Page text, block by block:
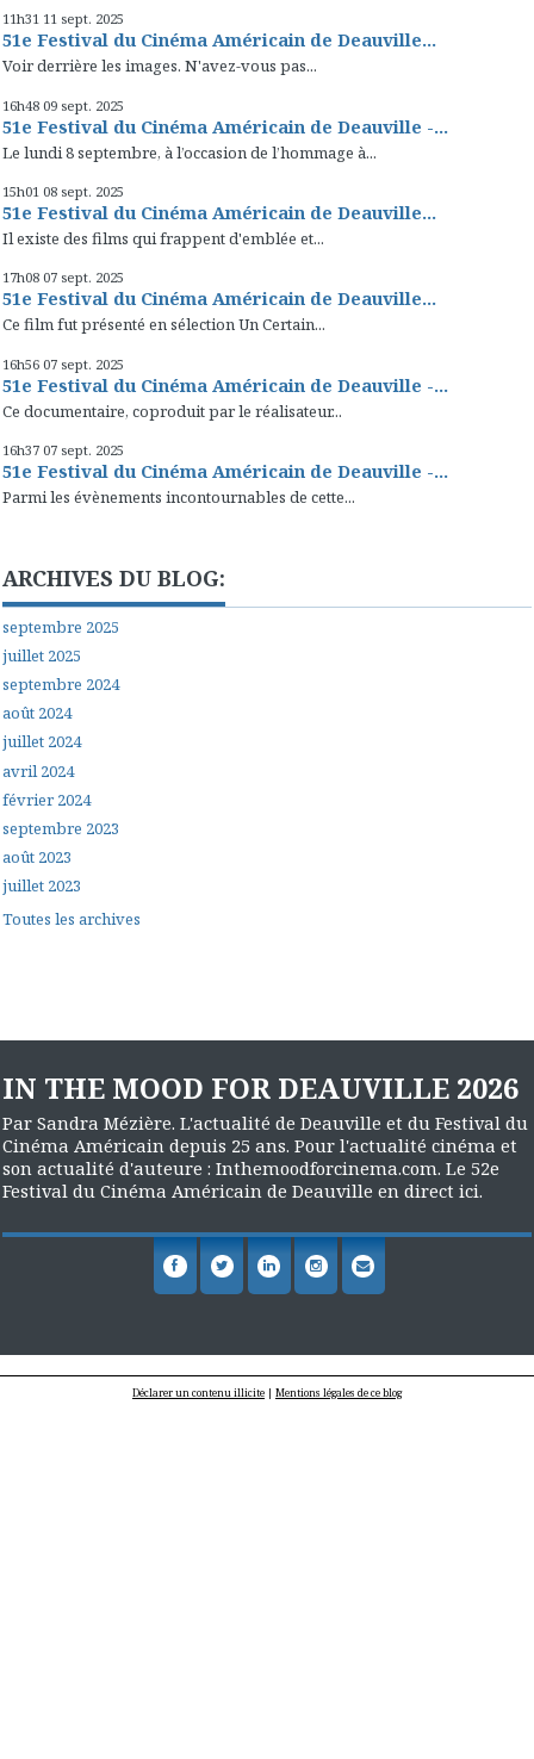
11h31 11 sept. 2025
51e Festival du Cinéma Américain de Deauville...
Voir derrière les images. N'avez-vous pas...
16h48 09 sept. 2025
51e Festival du Cinéma Américain de Deauville -...
Le lundi 8 septembre, à l’occasion de l’hommage à...
15h01 08 sept. 2025
51e Festival du Cinéma Américain de Deauville...
Il existe des films qui frappent d'emblée et...
17h08 07 sept. 2025
51e Festival du Cinéma Américain de Deauville...
Ce film fut présenté en sélection Un Certain...
16h56 07 sept. 2025
51e Festival du Cinéma Américain de Deauville -...
Ce documentaire, coproduit par le réalisateur...
16h37 07 sept. 2025
51e Festival du Cinéma Américain de Deauville -...
Parmi les évènements incontournables de cette...
ARCHIVES DU BLOG:
septembre 2025
juillet 2025
septembre 2024
août 2024
juillet 2024
avril 2024
février 2024
septembre 2023
août 2023
juillet 2023
Toutes les archives
IN THE MOOD FOR DEAUVILLE 2026
Par Sandra Mézière. L'actualité de Deauville et du Festival du
Cinéma Américain depuis 25 ans. Pour l'actualité cinéma et
son actualité d'auteure : Inthemoodforcinema.com. Le 52e
Festival du Cinéma Américain de Deauville en direct ici.
Déclarer un contenu illicite | Mentions légales de ce blog